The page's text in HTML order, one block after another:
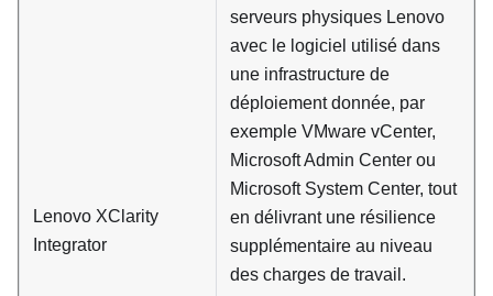
Lenovo XClarity
Integrator
serveurs physiques Lenovo
avec le logiciel utilisé dans
une infrastructure de
déploiement donnée, par
exemple VMware vCenter,
Microsoft Admin Center ou
Microsoft System Center, tout
en délivrant une résilience
supplémentaire au niveau
des charges de travail.